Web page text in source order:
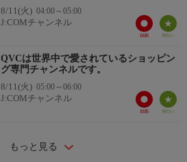
8/11(火) 04:00～05:00
J:COMチャンネル
QVCは世界中で愛されているショッピン
グ専門チャンネルです。
8/11(火) 05:00～06:00
J:COMチャンネル
もっと見る